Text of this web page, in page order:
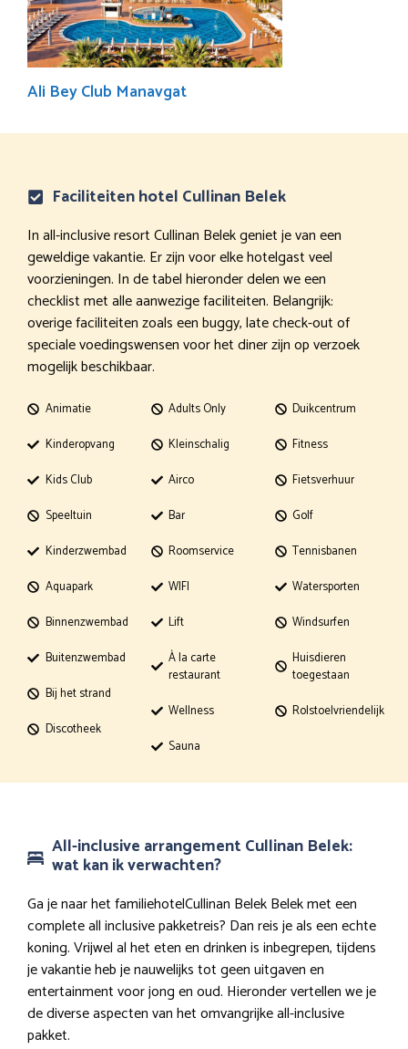
Ali Bey Club Manavgat
Faciliteiten hotel Cullinan Belek
In all-inclusive resort Cullinan Belek geniet je van een
geweldige vakantie. Er zijn voor elke hotelgast veel
voorzieningen. In de tabel hieronder delen we een
checklist met alle aanwezige faciliteiten. Belangrijk:
overige faciliteiten zoals een buggy, late check-out of
speciale voedingswensen voor het diner zijn op verzoek
mogelijk beschikbaar.
Animatie
Kinderopvang
Kids Club
Speeltuin
Kinderzwembad
Aquapark
Binnenzwembad
Buitenzwembad
Bij het strand
Discotheek
Adults Only
Kleinschalig
Airco
Bar
Roomservice
WIFI
Lift
À la carte
restaurant
Wellness
Sauna
Duikcentrum
Fitness
Fietsverhuur
Golf
Tennisbanen
Watersporten
Windsurfen
Huisdieren
toegestaan
Rolstoelvriendelijk
All-inclusive arrangement Cullinan Belek:
wat kan ik verwachten?
Ga je naar het familiehotelCullinan Belek Belek met een
complete all inclusive pakketreis? Dan reis je als een echte
koning. Vrijwel al het eten en drinken is inbegrepen, tijdens
je vakantie heb je nauwelijks tot geen uitgaven en
entertainment voor jong en oud. Hieronder vertellen we je
de diverse aspecten van het omvangrijke all-inclusive
pakket.